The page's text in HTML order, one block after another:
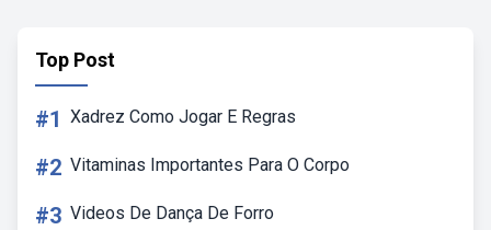
Top Post
#1 Xadrez Como Jogar E Regras
#2 Vitaminas Importantes Para O Corpo
#3 Videos De Dança De Forro